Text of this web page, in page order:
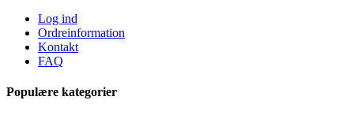
Log ind
Ordreinformation
Kontakt
FAQ
Populære kategorier